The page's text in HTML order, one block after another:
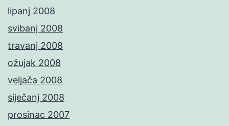
lipanj 2008
svibanj 2008
travanj 2008
ožujak 2008
veljača 2008
siječanj 2008
prosinac 2007